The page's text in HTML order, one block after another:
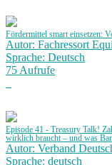
Fördermittel smart einsetzen:
Autor: Fachressort
Sprache: Deutsch
75 Aufrufe
Episode 41 - Treasury Talk!
wirklich braucht – und was
Autor: Verband
Sprache: deutsch